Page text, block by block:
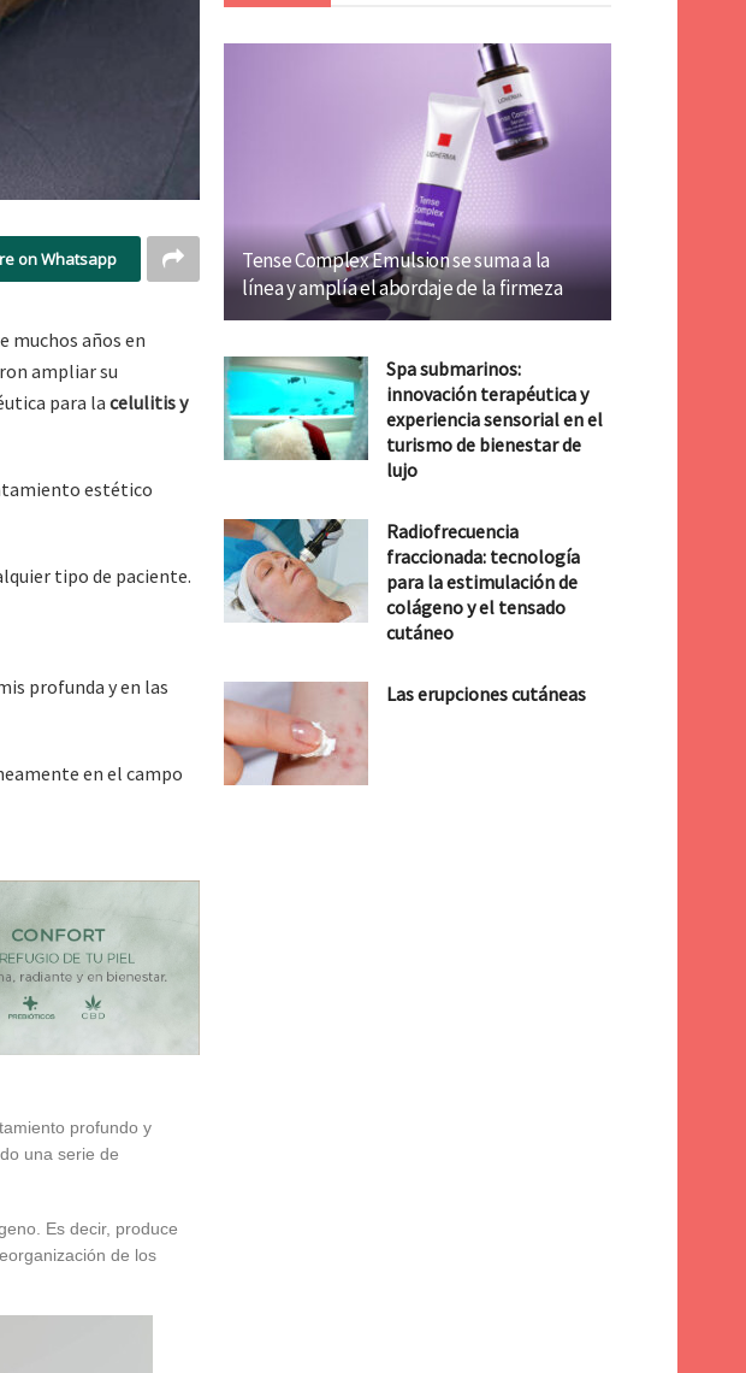
on Whatsapp
muchos años en
ampliar su
para la celulitis y
estético
tipo de paciente.
profunda y en las
en el campo
profundo y
una serie de
Es decir, produce
de los
Tense Complex Emulsion se suma a la
línea y amplía el abordaje de la firmeza
Spa submarinos:
innovación terapéutica y
experiencia sensorial en el
turismo de bienestar de
lujo
Radiofrecuencia
fraccionada: tecnología
para la estimulación de
colágeno y el tensado
cutáneo
Las erupciones cutáneas